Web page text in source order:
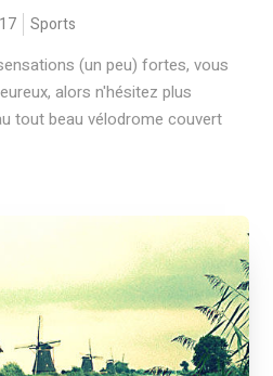
Sports
(un peu) fortes, vous
alors n'hésitez plus
tout beau vélodrome couvert